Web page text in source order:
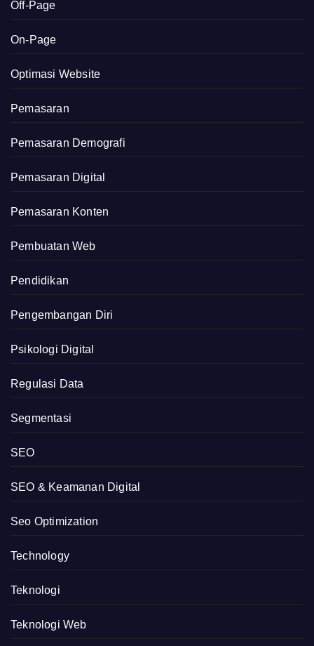
Off-Page
On-Page
Optimasi Website
Pemasaran
Pemasaran Demografi
Pemasaran Digital
Pemasaran Konten
Pembuatan Web
Pendidikan
Pengembangan Diri
Psikologi Digital
Regulasi Data
Segmentasi
SEO
SEO & Keamanan Digital
Seo Optimization
Technology
Teknologi
Teknologi Web